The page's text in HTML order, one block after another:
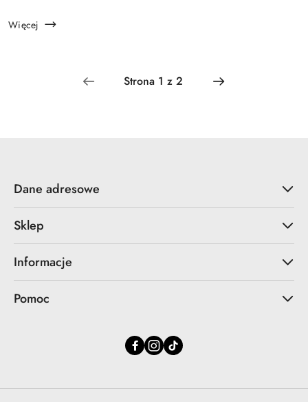
changerów&rdqu...
Więcej
Dane adresowe
Sklep
Informacje
Pomoc